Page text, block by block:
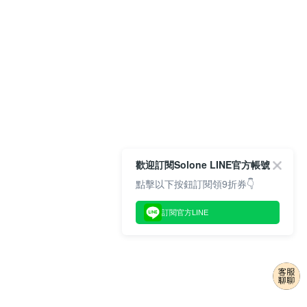
歡迎訂閱Solone LINE官方帳號
點擊以下按鈕訂閱領9折券👇
訂閱官方LINE